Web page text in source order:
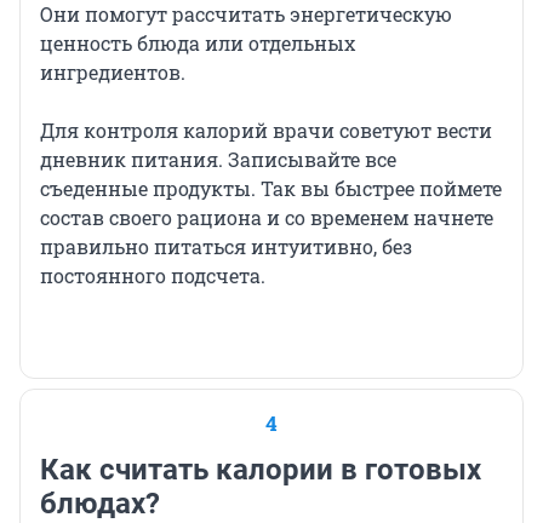
Они помогут рассчитать энергетическую
ценность блюда или отдельных
ингредиентов.
Для контроля калорий врачи советуют вести
дневник питания. Записывайте все
съеденные продукты. Так вы быстрее поймете
состав своего рациона и со временем начнете
правильно питаться интуитивно, без
постоянного подсчета.
4
Как считать калории в готовых
блюдах?